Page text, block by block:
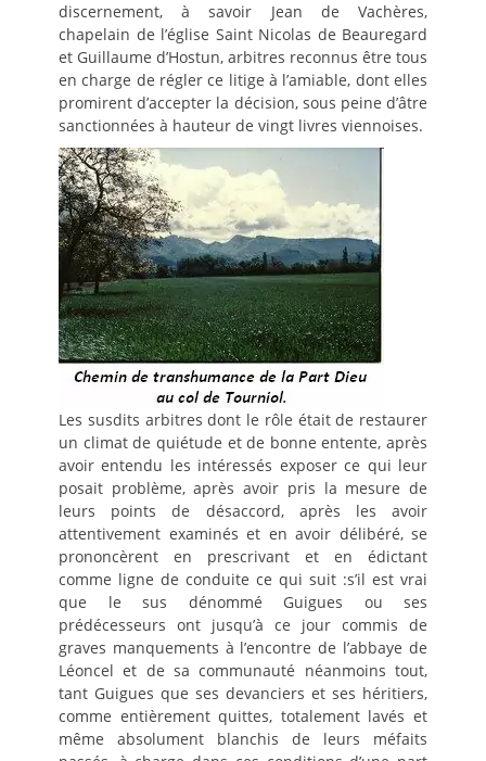
discernement, à savoir Jean de Vachères,
chapelain de l’église Saint Nicolas de Beauregard
et Guillaume d’Hostun, arbitres reconnus être tous
en charge de régler ce litige à l’amiable, dont elles
promirent d’accepter la décision, sous peine d’âtre
sanctionnées à hauteur de vingt livres viennoises.
Les susdits arbitres dont le rôle était de restaurer
un climat de quiétude et de bonne entente, après
avoir entendu les intéressés exposer ce qui leur
posait problème, après avoir pris la mesure de
leurs points de désaccord, après les avoir
attentivement examinés et en avoir délibéré, se
prononcèrent en prescrivant et en édictant
comme ligne de conduite ce qui suit :s’il est vrai
que le sus dénommé Guigues ou ses
prédécesseurs ont jusqu’à ce jour commis de
graves manquements à l’encontre de l’abbaye de
Léoncel et de sa communauté néanmoins tout,
tant Guigues que ses devanciers et ses héritiers,
comme entièrement quittes, totalement lavés et
même absolument blanchis de leurs méfaits